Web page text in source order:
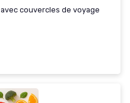
avec couvercles de voyage